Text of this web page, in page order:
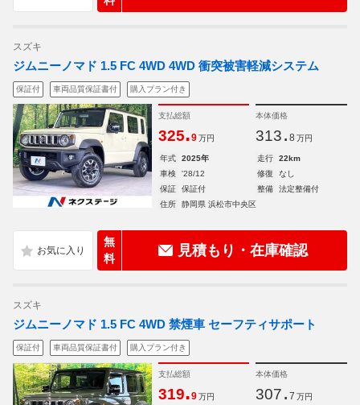
スズキ
ジムニーノマド 1.5 FC 4WD 4WD 衝突被害軽減システム
保証付 車両品質保証書付 購入プラン付き
支払総額
325.9 万円
本体価格
313. 8 万円
年式 2025年 走行
22km
車検
'28/12 修復
なし
保証
保証付 整備
法定整備付
住所
静岡県 浜松市中央区
無
料
見積もり・在庫確認
スズキ
ジムニーノマド 1.5 FC 4WD 禁煙車 セーフティサポート
保証付 車両品質保証書付 購入プラン付き
支払総額
319.9 万円
本体価格
307. 7 万円